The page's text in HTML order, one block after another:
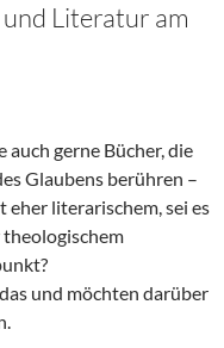
Literatur am
auch gerne Bücher, die
Glaubens berühren –
eher literarischem, sei es
und möchten darüber